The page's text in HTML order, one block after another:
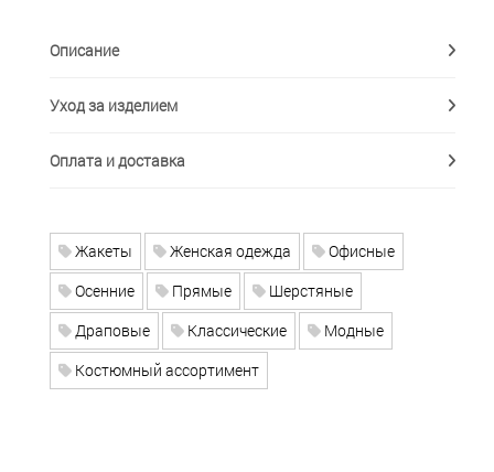
Описание
Уход за изделием
Оплата и доставка
Жакеты Женская одежда
Офисные
Осенние
Прямые
Шерстяные
Драповые
Классические
Модные
Костюмный ассортимент